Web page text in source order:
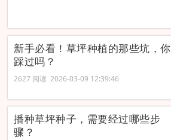
新手必看！草坪种植的那些坑，你
踩过吗？
2627 阅读 2026-03-09 12:39:46
播种草坪种子，需要经过哪些步
骤？